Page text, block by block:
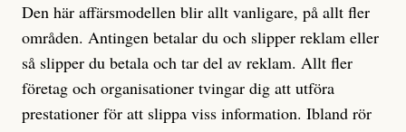
Den här affärsmodellen blir allt vanligare, på allt fler
områden. Antingen betalar du och slipper reklam eller
så slipper du betala och tar del av reklam. Allt fler
företag och organisationer tvingar dig att utföra
prestationer för att slippa viss information. Ibland rör